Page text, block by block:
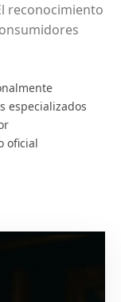
reconocimiento
especializados
oficial